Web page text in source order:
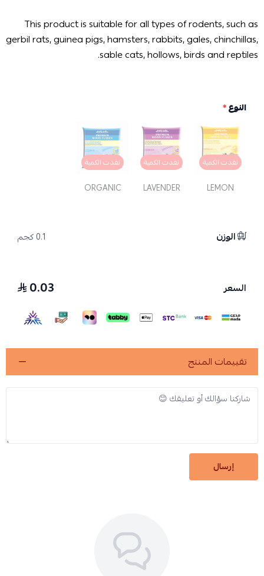
This product is suitable for all types of rodents, such as
gerbil rats, guinea pigs, hamsters, rabbits, gales, chinchillas,
sable cats, hollows, birds and reptiles.
النوع*
نفدت الكمية
LEMON
نفدت الكمية
LAVENDER
نفدت الكمية
ORGANIC
الوزن 0.1 كجم
السعر 0.03
تقييمات المنتج
إرسال